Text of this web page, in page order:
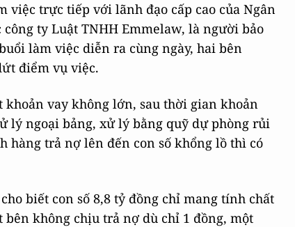
việc trực tiếp với lãnh đạo cấp cao của Ngân
ty Luật TNHH Emmelaw, là người bảo
làm việc diễn ra cùng ngày, hai bên
điểm vụ việc.
vay không lớn, sau thời gian khoản
lý ngoại bảng, xử lý bằng quỹ dự phòng rủi
hàng trả nợ lên đến con số khổng lồ thì có
biết con số 8,8 tỷ đồng chỉ mang tính chất
bên không chịu trả nợ dù chỉ 1 đồng, một